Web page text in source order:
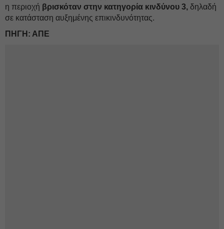
η περιοχή βρισκόταν στην κατηγορία κινδύνου 3, δηλαδή
σε κατάσταση αυξημένης επικινδυνότητας.
ΠΗΓΗ: ΑΠΕ